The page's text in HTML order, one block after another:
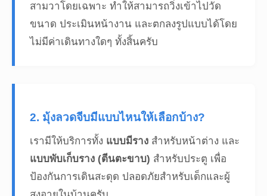
สามวาโดยเฉพาะ ทำให้สามารถวิ่งเข้าไปวัด
ขนาด ประเมินหน้างาน และตกลงรูปแบบได้โดย
ไม่มีค่าเดินทางใดๆ ทั้งสิ้นครับ
2. มุ้งลวดจีบมีแบบไหนให้เลือกบ้าง?
เรามีให้บริการทั้ง แบบมีราง สำหรับหน้าต่าง และ
แบบพับเก็บราง (ตีนตะขาบ) สำหรับประตู เพื่อ
ป้องกันการเดินสะดุด ปลอดภัยสำหรับเด็กและผู้